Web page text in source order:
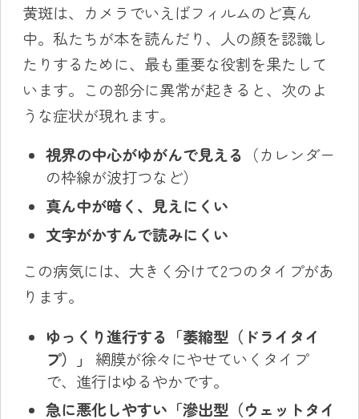
黄斑は、カメラでいえばフィルムのど真ん
中。私たちが本を読んだり、人の顔を認識し
たりするために、最も重要な役割を果たして
います。この部分に異常が起きると、次のよ
うな症状が現れます。
視界の中心がゆがんで見える
（カレンダー
の枠線が波打つなど）
真ん中が暗く、見えにくい
文字がかすんで読みにくい
この病気には、大きく分けて2つのタイプがあ
ります。
ゆっくり進行する「萎縮型（ドライタイ
プ）」
網膜が徐々にやせていくタイプ
で、進行はゆるやかです。
急に悪化しやすい「滲出型（ウェットタイ